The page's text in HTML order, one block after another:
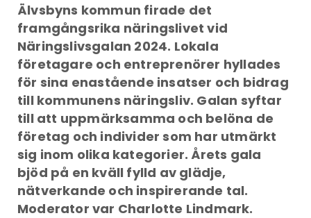
Älvsbyns kommun firade det
framgångsrika näringslivet vid
Näringslivsgalan 2024. Lokala
företagare och entreprenörer hyllades
för sina enastående insatser och bidrag
till kommunens näringsliv. Galan syftar
till att uppmärksamma och belöna de
företag och individer som har utmärkt
sig inom olika kategorier. Årets gala
bjöd på en kväll fylld av glädje,
nätverkande och inspirerande tal.
Moderator var Charlotte Lindmark.